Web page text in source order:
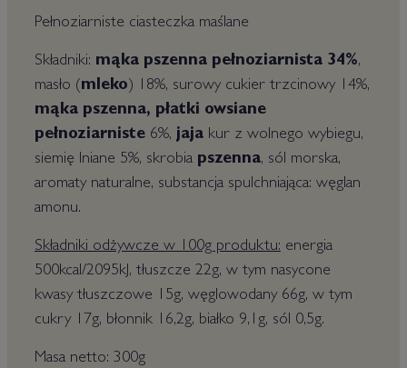
Pełnoziarniste ciasteczka maślane
Składniki: mąka pszenna pełnoziarnista 34%,
masło (mleko) 18%, surowy cukier trzcinowy 14%,
mąka pszenna, płatki owsiane
pełnoziarniste 6%, jaja kur z wolnego wybiegu,
siemię lniane 5%, skrobia pszenna, sól morska,
aromaty naturalne, substancja spulchniająca: węglan
amonu.
Składniki odżywcze w 100g produktu: energia
500kcal/2095kJ, tłuszcze 22g, w tym nasycone
kwasy tłuszczowe 15g, węglowodany 66g, w tym
cukry 17g, błonnik 16,2g, białko 9,1g, sól 0,5g.
Masa netto: 300g